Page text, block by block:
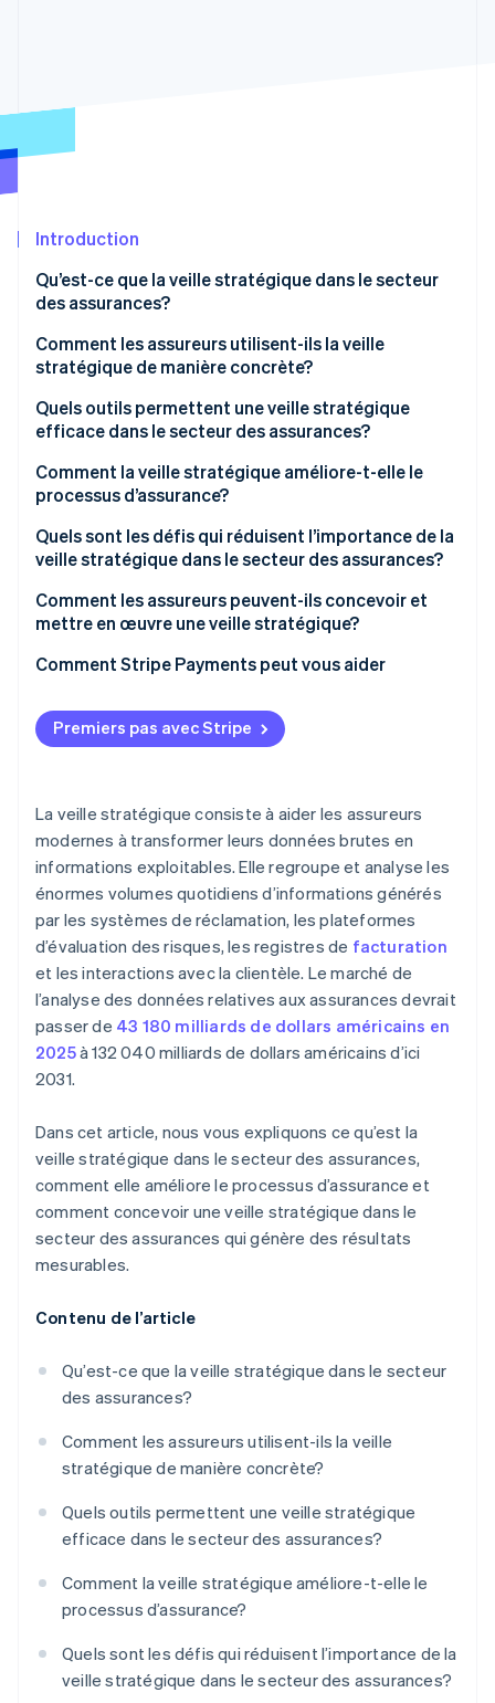
Vérification de l'identité
Stripe Sessions 2026
Découvrez comment Stripe construit l’infrastructure
Regarder
Introduction
Qu’est-ce que la veille stratégique dans le secteur
des assurances?
Comment les assureurs utilisent-ils la veille
stratégique de manière concrète?
Visibilité des réclamations et contrôle du temps de
cycle
Détection de la fraude
Évaluation des risques : gestion de la performance
Fidélisation de la clientèle et ventes croisées
Suivi des ventes et des dépenses
Rapports réglementaires
Quels outils permettent une veille stratégique
efficace dans le secteur des assurances?
Comment la veille stratégique améliore-t-elle le
processus d’assurance?
Quels sont les défis qui réduisent l’importance de la
veille stratégique dans le secteur des assurances?
Comment les assureurs peuvent-ils concevoir et
mettre en œuvre une veille stratégique?
Comment Stripe Payments peut vous aider
Premiers pas avec Stripe
La veille stratégique consiste à aider les assureurs
modernes à transformer leurs données brutes en
informations exploitables. Elle regroupe et analyse les
énormes volumes quotidiens d’informations générés
par les systèmes de réclamation, les plateformes
d’évaluation des risques, les registres de facturation
et les interactions avec la clientèle. Le marché de
l’analyse des données relatives aux assurances devrait
passer de 43 180 milliards de dollars américains en
2025à 132 040 milliards de dollars américains d’ici
2031.
Dans cet article, nous vous expliquons ce qu’est la
veille stratégique dans le secteur des assurances,
comment elle améliore le processus d’assurance et
comment concevoir une veille stratégique dans le
secteur des assurances qui génère des résultats
mesurables.
Contenu de l’article
Qu’est-ce que la veille stratégique dans le secteur
des assurances?
Comment les assureurs utilisent-ils la veille
stratégique de manière concrète?
Quels outils permettent une veille stratégique
efficace dans le secteur des assurances?
Comment la veille stratégique améliore-t-elle le
processus d’assurance?
Quels sont les défis qui réduisent l’importance de la
veille stratégique dans le secteur des assurances?